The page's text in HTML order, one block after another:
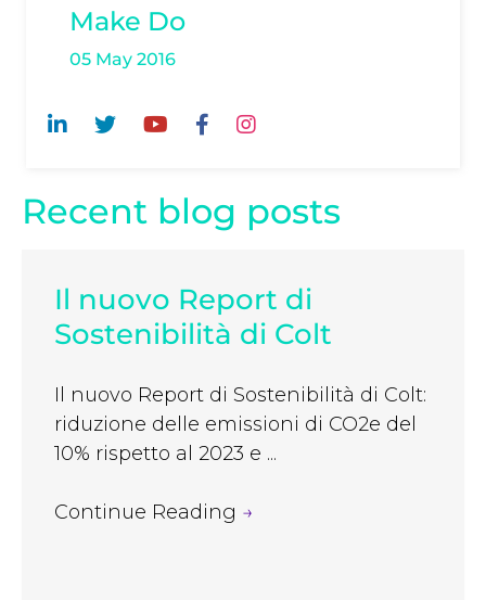
Make Do
05 May 2016
Recent blog posts
Il nuovo Report di
Sostenibilità di Colt
Il nuovo Report di Sostenibilità di Colt:
riduzione delle emissioni di CO2e del
10% rispetto al 2023 e ...
Continue Reading →